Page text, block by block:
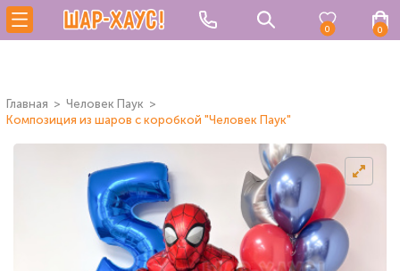
0 0
Главная
Человек Паук
Композиция из шаров с коробкой "Человек Паук"